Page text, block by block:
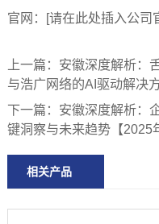
官网：[请在此处插入公司
上一篇： 安徽深度解析：
与浩广网络的AI驱动解决
下一篇： 安徽深度解析：
键洞察与未来趋势【2025
相关产品